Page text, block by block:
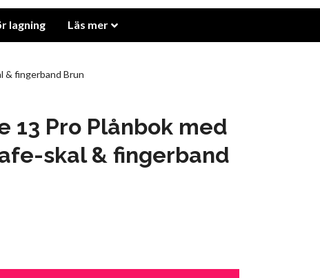
lagning Läs mer
& fingerband Brun
13 Pro Plånbok med
skal & fingerband